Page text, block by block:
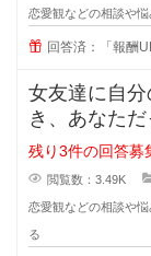
恋愛観などの相談や悩
回答済：「報酬
女友達に自
き、あなただっ
に好きな人の
残り3件の回答募
閲覧数：3.49K
恋愛観などの相談や悩
る